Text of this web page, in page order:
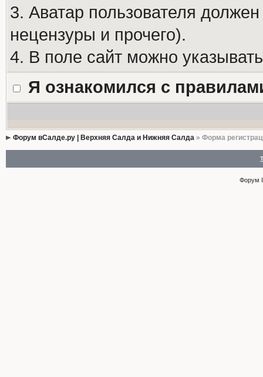
3. Аватар пользователя
нецензуры и прочего).
4. В поле сайт можно
Я ознакомился с
Форум вСалде.ру | Верхняя Салда и Нижняя Салда» Форма
Форум